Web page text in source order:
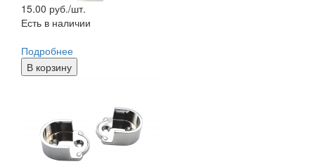
15.00 руб./шт.
Есть в наличии
Подробнее
В корзину